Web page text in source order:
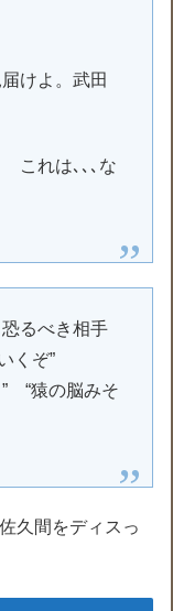
けよ。武田
これは､､､な
るべき相手
くぞ”
” “猿の脳みそ
久間をディスっ